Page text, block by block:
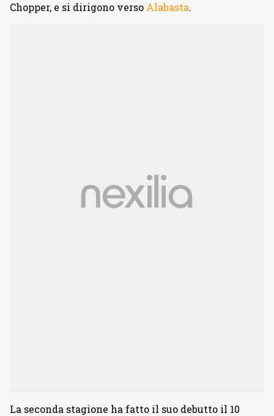
Chopper, e si dirigono verso Alabasta.
La seconda stagione ha fatto il suo debutto il 10